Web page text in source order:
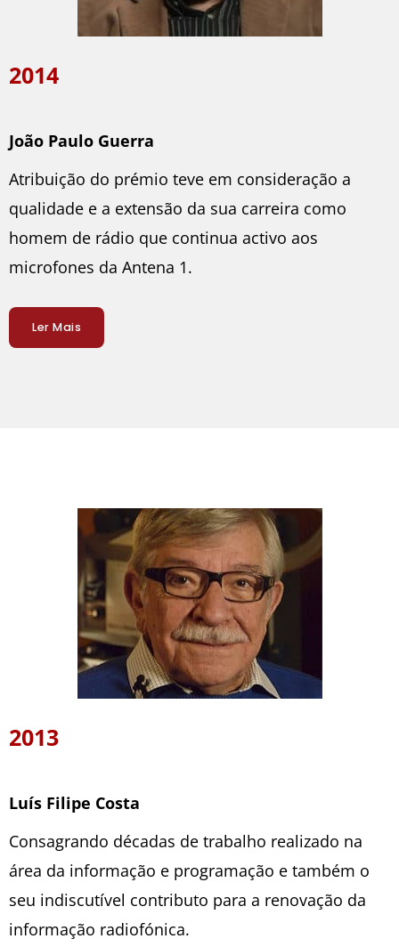
2014
João Paulo Guerra
Atribuição do prémio teve em consideração a
qualidade e a extensão da sua carreira como
homem de rádio que continua activo aos
microfones da Antena 1.
Ler Mais
2013
Luís Filipe Costa
Consagrando décadas de trabalho realizado na
área da informação e programação e também o
seu indiscutível contributo para a renovação da
informação radiofónica.